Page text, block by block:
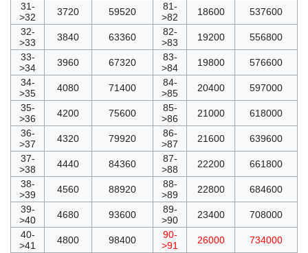
31-
>32
3720 59520
81-
>82
18600
537600
32-
>33
3840 63360
82-
>83
19200
556800
33-
>34
3960 67320
83-
>84
19800
576600
34-
>35
4080 71400
84-
>85
20400
597000
35-
>36
4200 75600
85-
>86
21000
618000
36-
>37
4320 79920
86-
>87
21600
639600
37-
>38
4440 84360
87-
>88
22200
661800
38-
>39
4560 88920
88-
>89
22800
684600
39-
>40
4680 93600
89-
>90
23400
708000
40-
>41
4800 98400
90-
>91
26000
734000